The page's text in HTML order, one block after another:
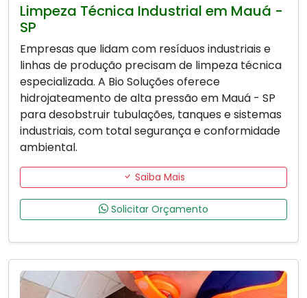
Limpeza Técnica Industrial em Mauá -
SP
Empresas que lidam com resíduos industriais e
linhas de produção precisam de limpeza técnica
especializada. A Bio Soluções oferece
hidrojateamento de alta pressão em Mauá - SP
para desobstruir tubulações, tanques e sistemas
industriais, com total segurança e conformidade
ambiental.
Saiba Mais
Solicitar Orçamento